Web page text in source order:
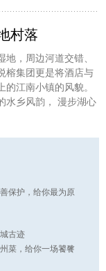
村落
，周边河道交错、
榕集团更是将酒店与
江南小镇的风貌。
水乡风韵， 漫步湖心
保护，给你最为原
古迹
菜，给你一场饕餮